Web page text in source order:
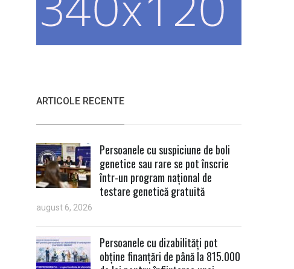
ARTICOLE RECENTE
Persoanele cu suspiciune de boli
genetice sau rare se pot înscrie
într-un program național de
testare genetică gratuită
august 6, 2026
Persoanele cu dizabilități pot
obține finanțări de până la 815.000